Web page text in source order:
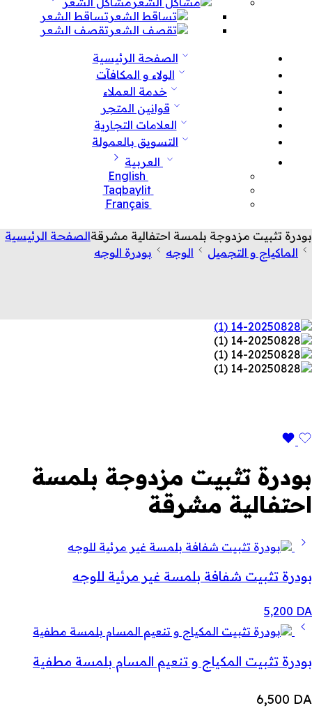
تساقط الشعر
تقصف الشعر
الصفحة الرئيسية
الولاء و المكافآت
خدمة العملاء
قوانين المتجر
العلامات التجارية
التسويق بالعمولة
العربية
English
Taqbaylit
Français
بودرة تثبيت مزدوجة بلمسة احتفالية مشرقةالصفحة الرئيسية
الماكياج و التجميل
الوجه بودرة الوجه
بودرة تثبيت مزدوجة بلمسة
احتفالية مشرقة
بودرة تثبيت شفافة بلمسة غير مرئية للوجه
5,200 DA
بودرة تثبيت المكياج و تنعيم المسام بلمسة مطفية
6,500 DA